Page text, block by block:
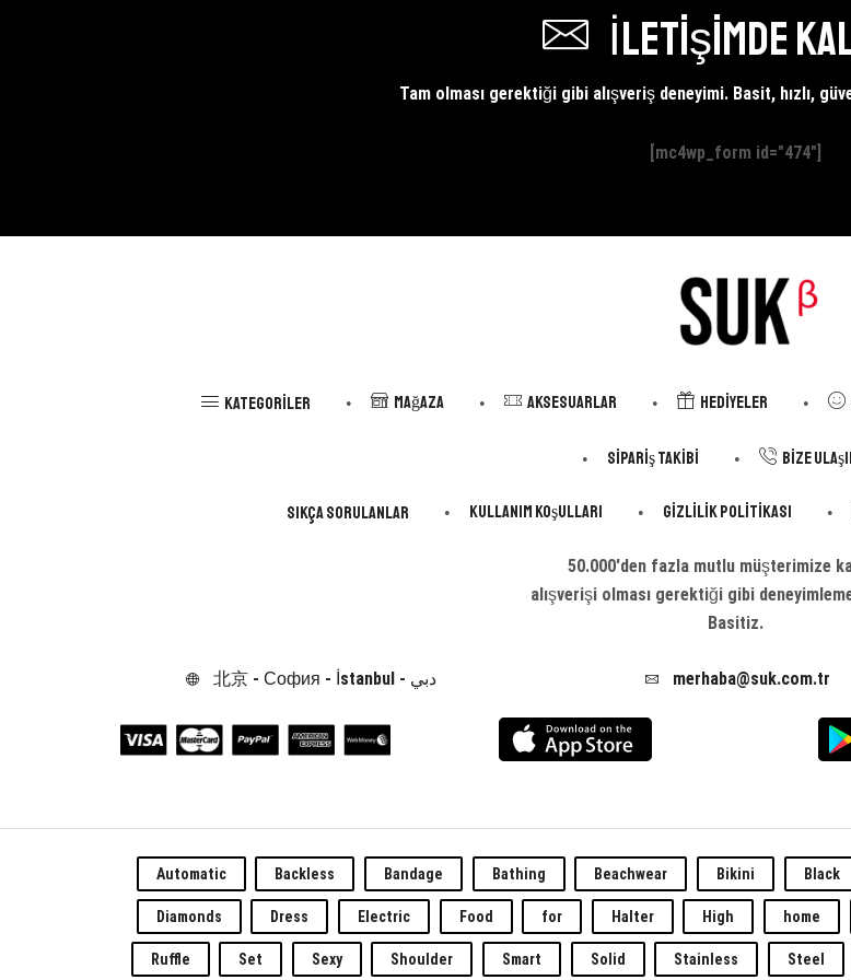
İletişimde
Tam olması gerektiği gibi alışveriş deneyimi. Basit, hızlı,
[mc4wp_form id="474"]
Kategoriler Mağaza Aksesuarlar Hediyeler
Sipariş Takibi Bize
Sıkça Sorulanlar Kullanım Koşulları Gizlilik Politikası
50.000'den fazla mutlu müşterimize
alışverişi olması gerektiği gibi
Basitiz.
北京 - София - İstanbul - دبي merhaba@suk.com.tr
Automatic Backless Bandage Bathing Beachwear Bikini Black
Diamonds Dress Electric Food for Halter High home
Ruffle Set Sexy Shoulder Smart Solid Stainless Steel